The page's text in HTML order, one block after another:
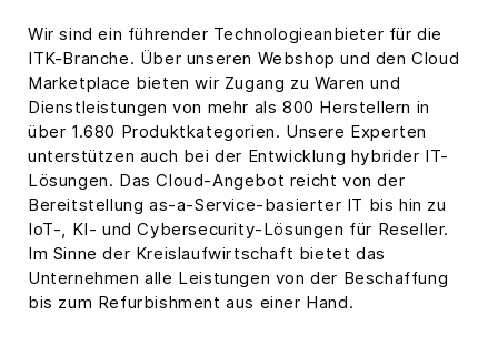
Wir sind ein führender Technologieanbieter für die
ITK-Branche. Über unseren Webshop und den Cloud
Marketplace bieten wir Zugang zu Waren und
Dienstleistungen von mehr als 800 Herstellern in
über 1.680 Produktkategorien. Unsere Experten
unterstützen auch bei der Entwicklung hybrider IT-
Lösungen. Das Cloud-Angebot reicht von der
Bereitstellung as-a-Service-basierter IT bis hin zu
IoT-, KI- und Cybersecurity-Lösungen für Reseller.
Im Sinne der Kreislaufwirtschaft bietet das
Unternehmen alle Leistungen von der Beschaffung
bis zum Refurbishment aus einer Hand.